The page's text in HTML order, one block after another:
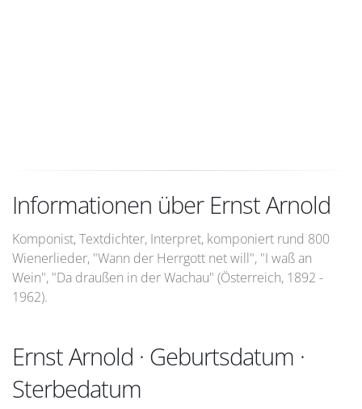
Informationen über Ernst Arnold
Komponist, Textdichter, Interpret, komponiert rund 800
Wienerlieder, "Wann der Herrgott net will", "I waß an
Wein", "Da draußen in der Wachau" (Österreich, 1892 -
1962).
Ernst Arnold · Geburtsdatum ·
Sterbedatum